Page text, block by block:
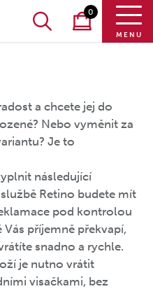
0
MENU
a chcete jej do
Nebo vyměnit za
Je to
následující
Retino budete mít
pod kontrolou
příjemně překvapí,
snadno a rychle.
je nutno vrátit
visačkami, bez